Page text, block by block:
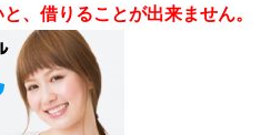
、借りることが出来ません。